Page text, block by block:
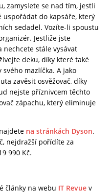
zamyslete se nad tím, jestli
do kapsáře, který
sedadel. Vozíte-li spoustu
Jestliže jste
stále vysávat
deku, díky které také
mazlíčka. A jako
zavěsit osvěžovač, díky
nejste příznivcem těchto
zápachu, který eliminuje
na stránkách Dyson.
nejdražší pořídíte za
990 Kč.
články na webu IT Revue v